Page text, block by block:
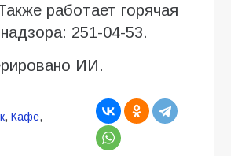
работает горячая
251-04-53.
ИИ.
, Кафе,